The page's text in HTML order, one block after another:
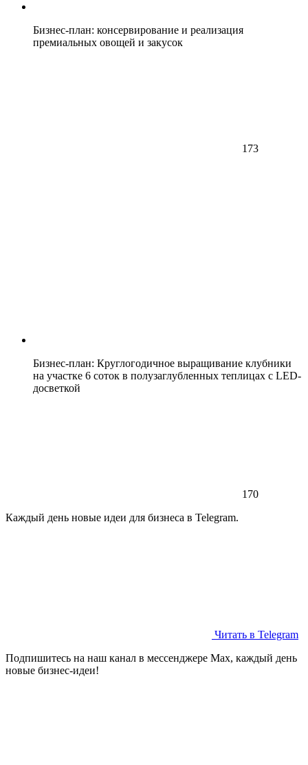
Бизнес-план: консервирование и реализация
премиальных овощей и закусок
173
Бизнес-план: Круглогодичное выращивание клубники
на участке 6 соток в полузаглубленных теплицах с LED-
досветкой
170
Каждый день новые идеи для бизнеса в Telegram.
Читать в Telegram
Подпишитесь на наш канал в мессенджере Max, каждый день
новые бизнес-идеи!